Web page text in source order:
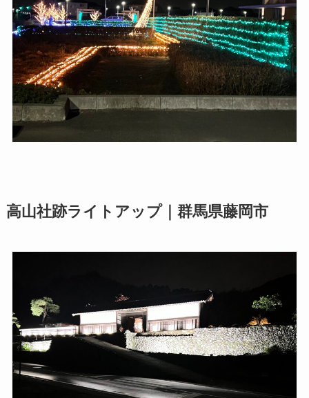
高山社跡ライトアップ｜群馬県藤岡市